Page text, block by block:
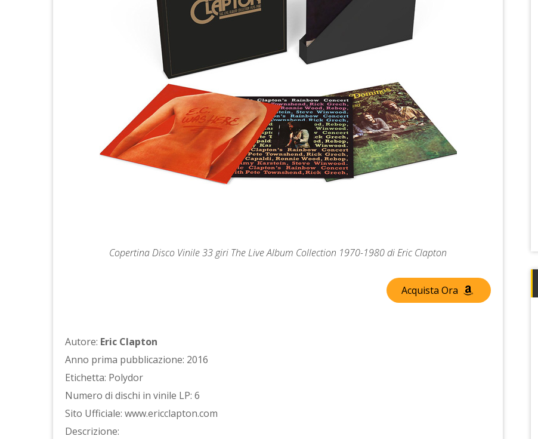
Copertina Disco Vinile 33 giri The Live Album Collection 1970-1980 di Eric Clapton
Acquista Ora
Autore: Eric Clapton
Anno prima pubblicazione: 2016
Etichetta: Polydor
Numero di dischi in vinile LP: 6
Sito Ufficiale: www.ericclapton.com
Descrizione: